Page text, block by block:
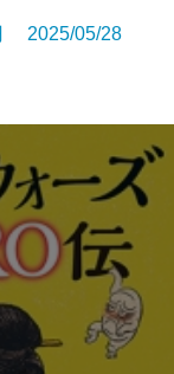
2025/05/28